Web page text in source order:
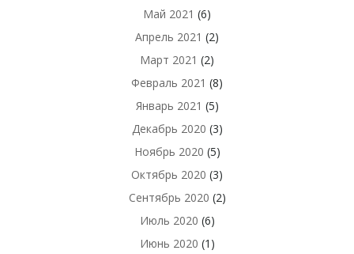
Май 2021 (6)
Апрель 2021 (2)
Март 2021 (2)
Февраль 2021 (8)
Январь 2021 (5)
Декабрь 2020 (3)
Ноябрь 2020 (5)
Октябрь 2020 (3)
Сентябрь 2020 (2)
Июль 2020 (6)
Июнь 2020 (1)